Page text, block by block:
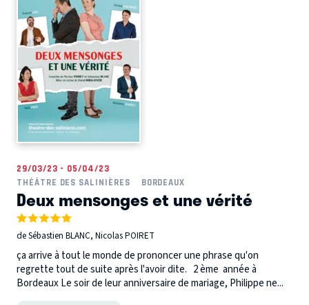
29/03/23 - 05/04/23
THÉÂTRE DES SALINIÈRES
BORDEAUX
Deux mensonges et une vérité
de Sébastien BLANC, Nicolas POIRET
ça arrive à tout le monde de prononcer une phrase qu'on
regrette tout de suite après l'avoir dite. 2 ème année à
Bordeaux Le soir de leur anniversaire de mariage, Philippe ne...